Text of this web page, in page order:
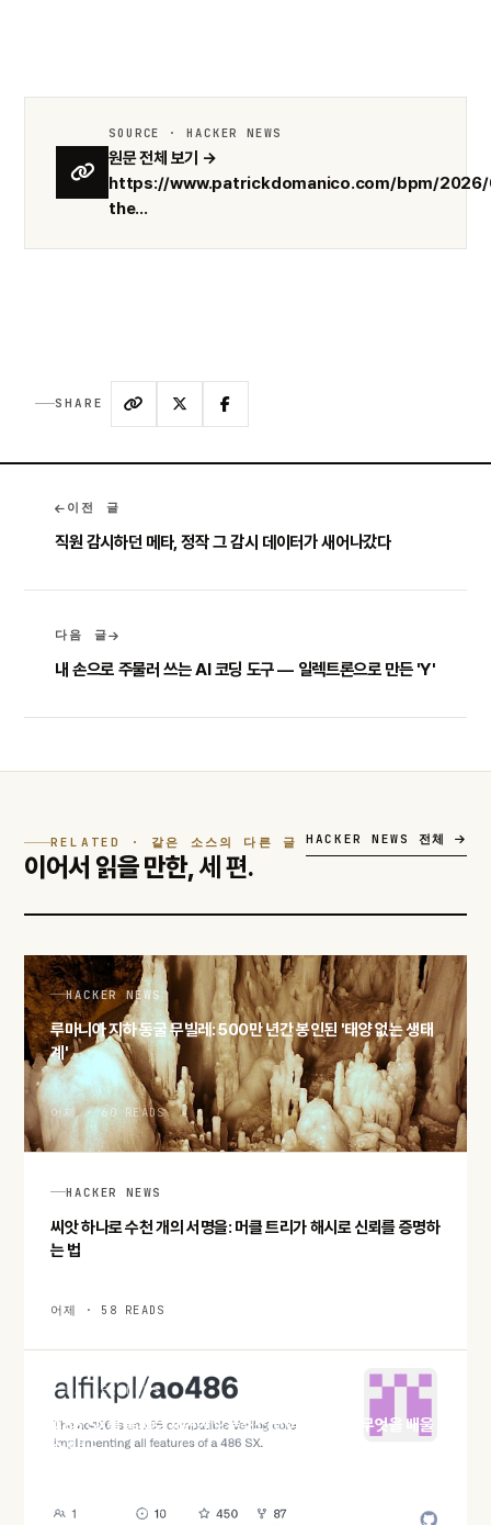
SOURCE · HACKER NEWS
원문 전체 보기 →
https://www.patrickdomanico.com/bpm/
the...
SHARE
이전 글
직원 감시하던 메타, 정작 그 감시 데이터가 새어나갔다
다음 글
내 손으로 주물러 쓰는 AI 코딩 도구 — 일렉트론으로 만든 'Y'
RELATED · 같은 소스의 다른 글
이어서 읽을 만한,세 편.
HACKER NEWS 전체
HACKER NEWS
루마니아 지하 동굴 무빌레: 500만 년간 봉인된 '태양 없는 생태
계'
어제 · 60 READS
HACKER NEWS
씨앗 하나로 수천 개의 서명을: 머클 트리가 해시로 신뢰를 증명하
는 법
어제 · 58 READS
HACKER NEWS
486 SX를 통째로 재현한 오픈소스 코어 ao486, 무엇을 배울
수 있나
어제 · 60 READS